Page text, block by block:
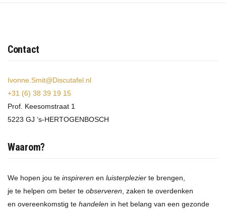
Contact
Ivonne.Smit@Discutafel.nl
+31 (6) 38 39 19 15
Prof. Keesomstraat 1
5223 GJ ‘s-HERTOGENBOSCH
Waarom?
We hopen jou te inspireren en luisterplezier te brengen,
je te helpen om beter te observeren , zaken te overdenken
en overeenkomstig te handelen in het belang van een gezonde